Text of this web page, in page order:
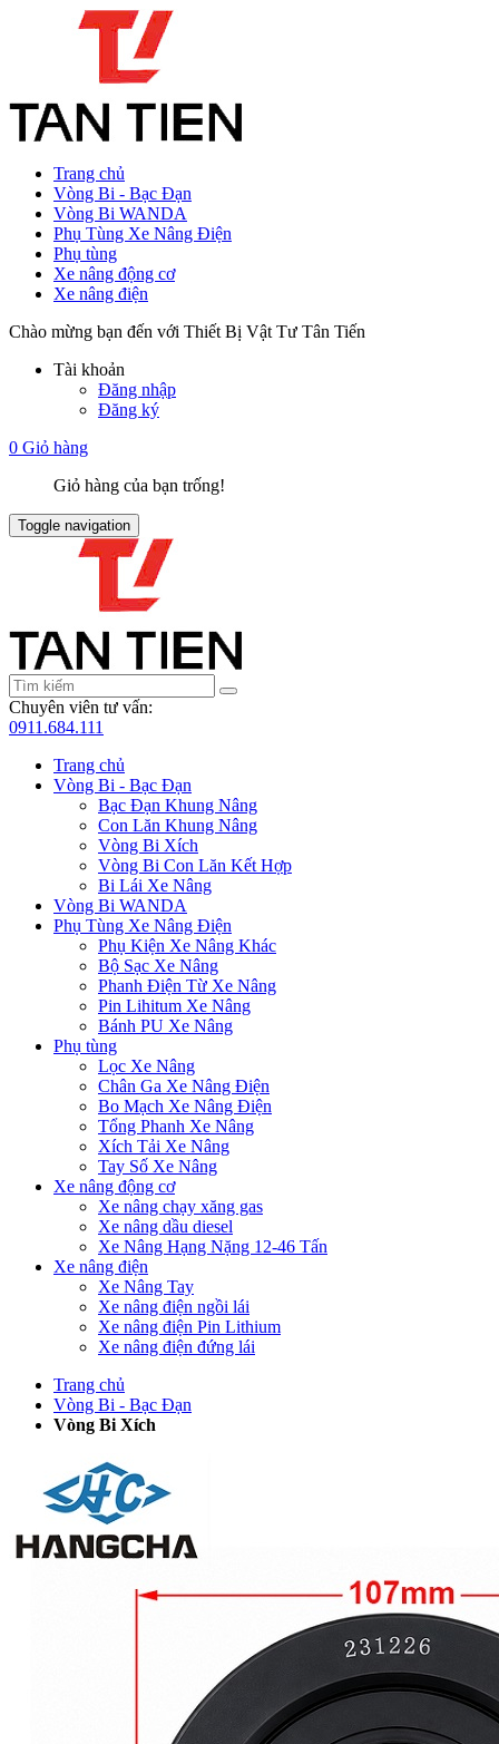
Trang chủ
Vòng Bi - Bạc Đạn
Vòng Bi WANDA
Phụ Tùng Xe Nâng Điện
Phụ tùng
Xe nâng động cơ
Xe nâng điện
Chào mừng bạn đến với Thiết Bị Vật Tư Tân Tiến
Tài khoản
Đăng nhập
Đăng ký
0 Giỏ hàng
Giỏ hàng của bạn trống!
Toggle navigation
Chuyên viên tư vấn:
0911.684.111
Trang chủ
Vòng Bi - Bạc Đạn
Bạc Đạn Khung Nâng
Con Lăn Khung Nâng
Vòng Bi Xích
Vòng Bi Con Lăn Kết Hợp
Bi Lái Xe Nâng
Vòng Bi WANDA
Phụ Tùng Xe Nâng Điện
Phụ Kiện Xe Nâng Khác
Bộ Sạc Xe Nâng
Phanh Điện Từ Xe Nâng
Pin Lihitum Xe Nâng
Bánh PU Xe Nâng
Phụ tùng
Lọc Xe Nâng
Chân Ga Xe Nâng Điện
Bo Mạch Xe Nâng Điện
Tổng Phanh Xe Nâng
Xích Tải Xe Nâng
Tay Số Xe Nâng
Xe nâng động cơ
Xe nâng chạy xăng gas
Xe nâng dầu diesel
Xe Nâng Hạng Nặng 12-46 Tấn
Xe nâng điện
Xe Nâng Tay
Xe nâng điện ngồi lái
Xe nâng điện Pin Lithium
Xe nâng điện đứng lái
Trang chủ
Vòng Bi - Bạc Đạn
Vòng Bi Xích